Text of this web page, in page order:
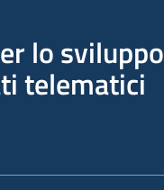
lo sviluppo
telematici